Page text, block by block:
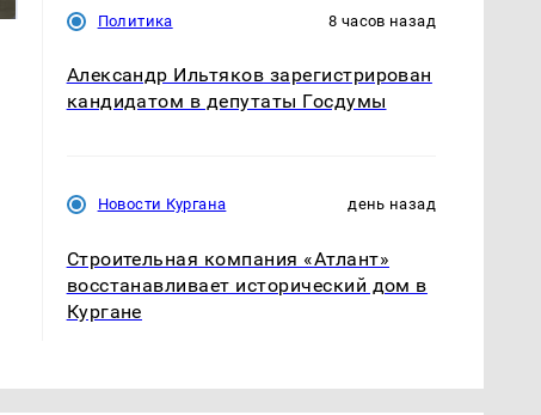
Политика 8 часов назад
Александр Ильтяков зарегистрирован
кандидатом в депутаты Госдумы
Новости Кургана день назад
Строительная компания «Атлант»
восстанавливает исторический дом в
Кургане